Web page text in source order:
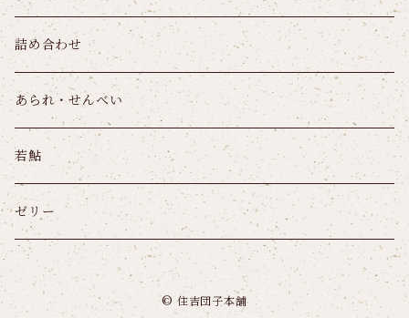
詰め合わせ
あられ・せんべい
若鮎
ゼリー
© 住吉団子本舗